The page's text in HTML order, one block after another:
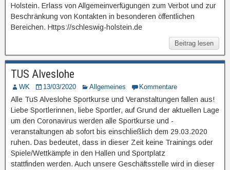
Holstein. Erlass von Allgemeinverfügungen zum Verbot und zur
Beschränkung von Kontakten in besonderen öffentlichen
Bereichen. Https://schleswig-holstein.de
Beitrag lesen
TUS Alveslohe
WK 13/03/2020 Allgemeines Kommentare
Alle TuS Alveslohe Sportkurse und Veranstaltungen fallen aus!
Liebe Sportlerinnen, liebe Sportler, auf Grund der aktuellen Lage
um den Coronavirus werden alle Sportkurse und -
veranstaltungen ab sofort bis einschließlich dem 29.03.2020
ruhen. Das bedeutet, dass in dieser Zeit keine Trainings oder
Spiele/Wettkämpfe in den Hallen und Sportplatz
stattfinden werden. Auch unsere Geschäftsstelle wird in dieser